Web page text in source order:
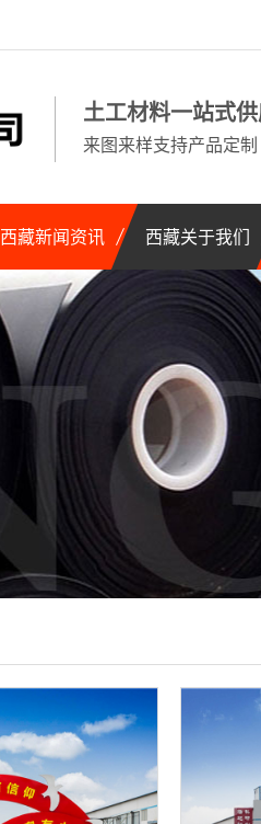
土工材料一站式
来图来样支持产品定制
西藏新闻资讯 西藏关于我们